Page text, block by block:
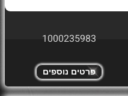
1000235983
פרטים נוספים